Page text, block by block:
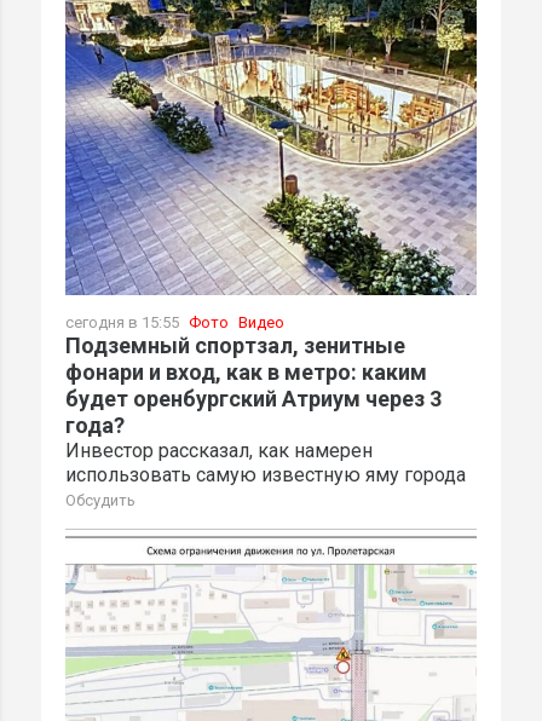
сегодня в 15:55 Фото Видео
Подземный спортзал, зенитные
фонари и вход, как в метро: каким
будет оренбургский Атриум через 3
года?
Инвестор рассказал, как намерен
использовать самую известную яму города
Обсудить